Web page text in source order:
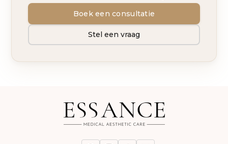
Boek een consultatie
Stel een vraag